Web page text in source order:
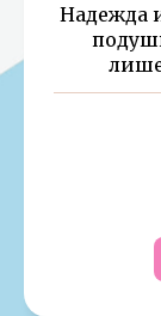
Надежда